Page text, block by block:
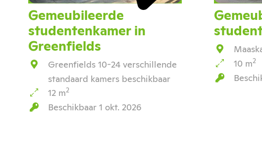
Gemeubileerde
studentenkamer in
Greenfields
Greenfields 10-24 verschillende
standaard kamers beschikbaar
12 m2
Beschikbaar 1 okt. 2026
10 m2